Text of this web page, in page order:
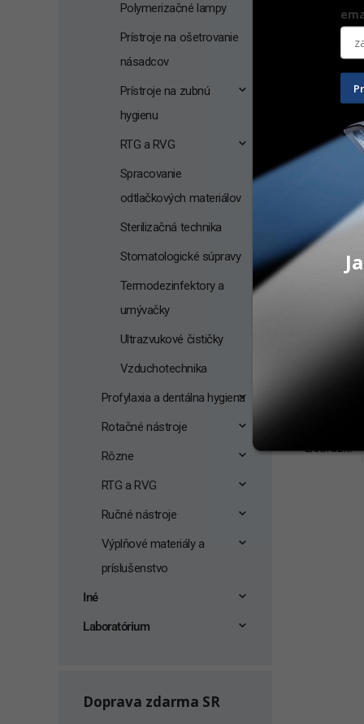
BioSonic
Zobraziť:
Polymerizačné lampy
Prístroje na ošetrovanie
násadcov
Prístroje na zubnú
hygienu
RTG a RVG
Spracovanie
odtlačkových materiálov
Sterilizačná technika
Stomatologické súpravy
Termodezinfektory a
umývačky
Ultrazvukové čističky
Vzduchotechnika
Profylaxia a dentálna hygiena
Rotačné nástroje
Rôzne
RTG a RVG
Ručné nástroje
Výplňové materiály a
príslušenstvo
Iné
Laboratórium
Doprava zdarma SR